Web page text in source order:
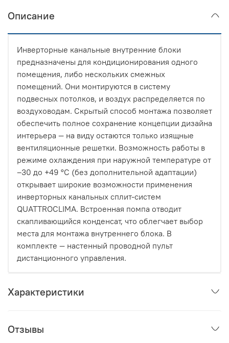
Описание
Инверторные канальные внутренние блоки
предназначены для кондиционирования одного
помещения, либо нескольких смежных
помещений. Они монтируются в систему
подвесных потолков, и воздух распределяется по
воздуховодам. Скрытый способ монтажа позволяет
обеспечить полное сохранение концепции дизайна
интерьера — на виду остаются только изящные
вентиляционные решетки. Возможность работы в
режиме охлаждения при наружной температуре от
–30 до +49 °C (без дополнительной адаптации)
открывает широкие возможности применения
инверторных канальных сплит-систем
QUATTROCLIMA. Встроенная помпа отводит
скапливающийся конденсат, что облегчает выбор
места для монтажа внутреннего блока. В
комплекте — настенный проводной пульт
дистанционного управления.
Характеристики
Отзывы